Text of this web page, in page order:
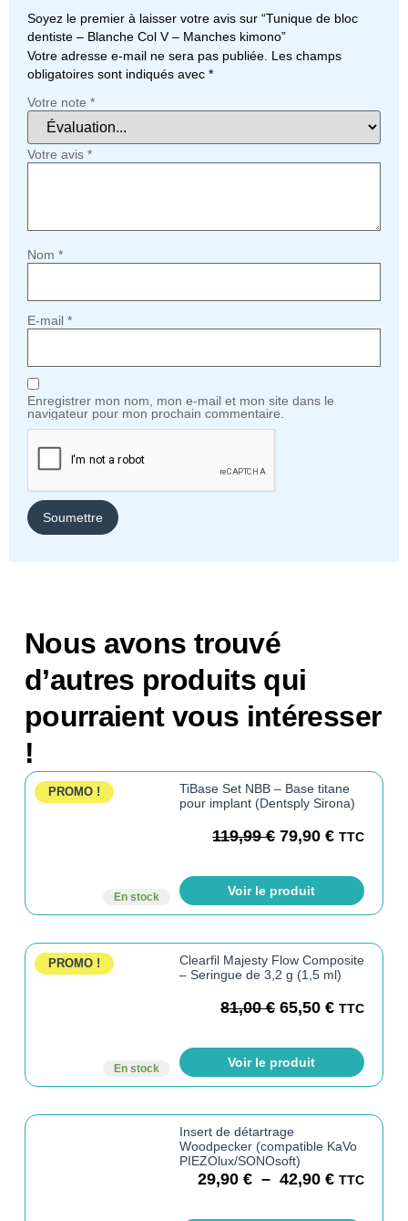
Soyez le premier à laisser votre avis sur “Tunique de bloc
dentiste – Blanche Col V – Manches kimono”
Votre adresse e-mail ne sera pas publiée. Les champs
obligatoires sont indiqués avec *
Votre note *
Votre avis *
Nom *
E-mail *
Enregistrer mon nom, mon e-mail et mon site dans le
navigateur pour mon prochain commentaire.
Nous avons trouvé
d’autres produits qui
pourraient vous intéresser
!
PROMO !
En stock
TiBase Set NBB – Base titane
pour implant (Dentsply Sirona)
119,99€ 79,90€ TTC
Voir le produit
PROMO !
En stock
Clearfil Majesty Flow Composite
– Seringue de 3,2 g (1,5 ml)
81,00€ 65,50€ TTC
Voir le produit
Insert de détartrage
Woodpecker (compatible KaVo
PIEZOlux/SONOsoft)
29,90€ – 42,90€ TTC